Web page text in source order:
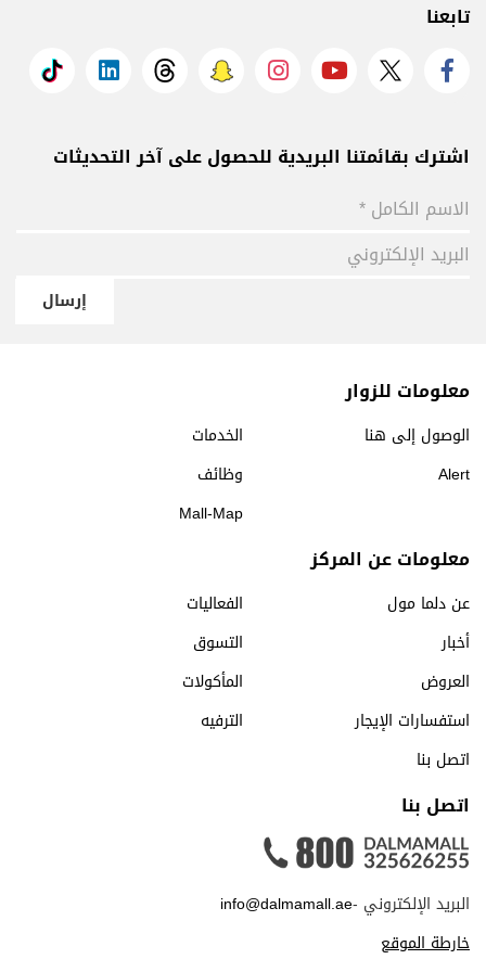
تابعنا
اشترك بقائمتنا البريدية للحصول على آخر التحديثات
إرسال
معلومات للزوار
الخدمات
الوصول إلى هنا
وظائف
Alert
Mall-Map
معلومات عن المركز
عن دلما مول
الفعاليات
أخبار
التسوق
العروض
المأكولات
استفسارات الإيجار
الترفيه
اتصل بنا
اتصل بنا
البريد الإلكتروني -info@dalmamall.ae
خارطة الموقع